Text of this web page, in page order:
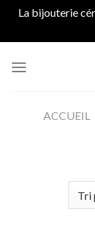
La bijouterie
ACCUEIL